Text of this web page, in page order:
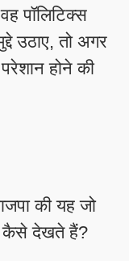
पॉलिटिक्स
उठाए, तो अगर
होने की
की यह जो
कैसे देखते हैं?